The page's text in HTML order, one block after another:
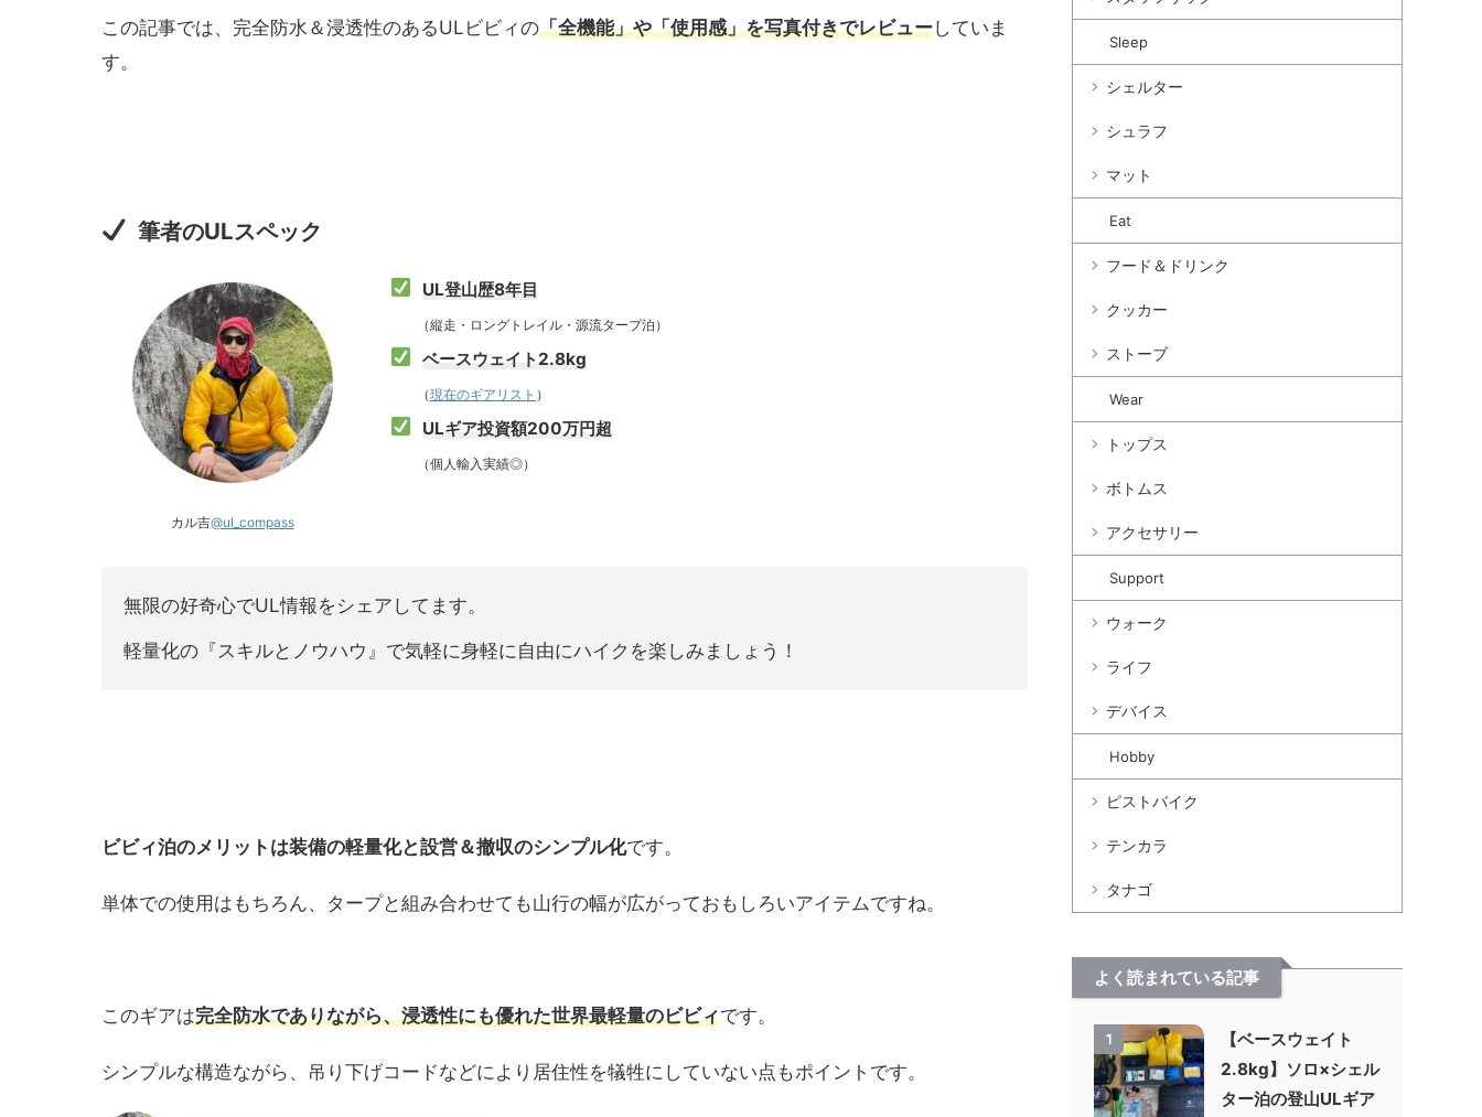
この記事では、完全防水＆浸透性のあるULビビィの「全機能」や「使用感」を写真付きでレビューしていま
す。
筆者のULスペック
カル吉@ul_compass
UL登山歴8年目
（縦走・ロングトレイル・源流タープ泊）
ベースウェイト2.8kg
（現在のギアリスト ）
ULギア投資額200万円超
（個人輸入実績◎）
無限の好奇心でUL情報をシェアしてます。
軽量化の『スキルとノウハウ』で気軽に身軽に自由にハイクを楽しみましょう！
ビビィ泊のメリットは装備の軽量化と設営＆撤収のシンプル化です。
単体での使用はもちろん、タープと組み合わせても山行の幅が広がっておもしろいアイテムですね。
このギアは完全防水でありながら、浸透性にも優れた世界最軽量のビビィです。
シンプルな構造ながら、吊り下げコードなどにより居住性を犠牲にしていない点もポイントです。
Sleep
シェルター
シュラフ
マット
Eat
フード＆ドリンク
クッカー
ストーブ
Wear
トップス
ボトムス
アクセサリー
Support
ウォーク
ライフ
デバイス
Hobby
ピストバイク
テンカラ
タナゴ
よく読まれている記事
1
【ベースウェイト
2.8kg】ソロ×シェル
ター泊の登山ULギア